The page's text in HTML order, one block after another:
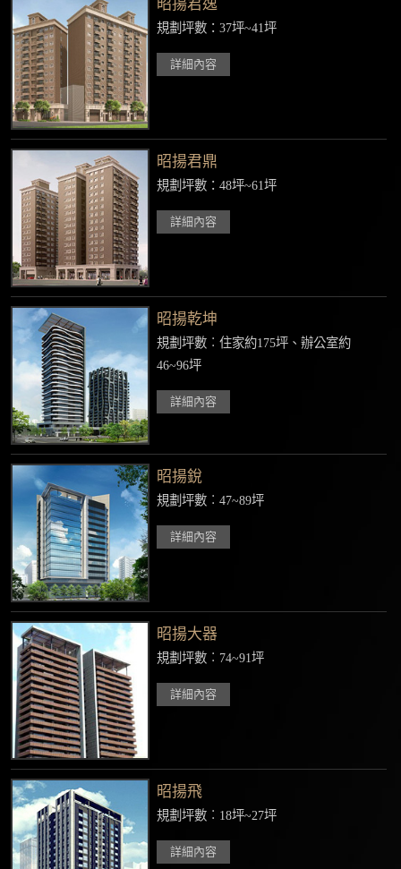
昭揚君逸
規劃坪數：37坪~41坪
詳細內容
昭揚君鼎
規劃坪數：48坪~61坪
詳細內容
昭揚乾坤
規劃坪數︰住家約175坪、辦公室約
46~96坪
詳細內容
昭揚銳
規劃坪數︰47~89坪
詳細內容
昭揚大器
規劃坪數︰74~91坪
詳細內容
昭揚飛
規劃坪數︰18坪~27坪
詳細內容